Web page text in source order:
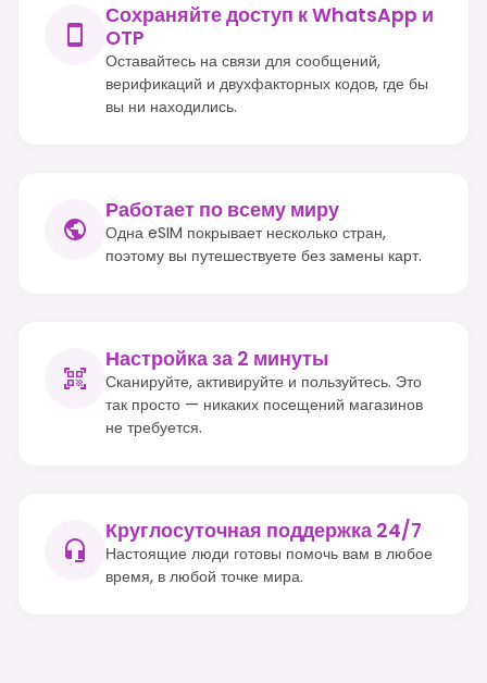
Сохраняйте доступ к WhatsApp и
OTP
Оставайтесь на связи для сообщений,
верификаций и двухфакторных кодов, где бы
вы ни находились.
Работает по всему миру
Одна eSIM покрывает несколько стран,
поэтому вы путешествуете без замены карт.
Настройка за 2 минуты
Сканируйте, активируйте и пользуйтесь. Это
так просто — никаких посещений магазинов
не требуется.
Круглосуточная поддержка 24/7
Настоящие люди готовы помочь вам в любое
время, в любой точке мира.